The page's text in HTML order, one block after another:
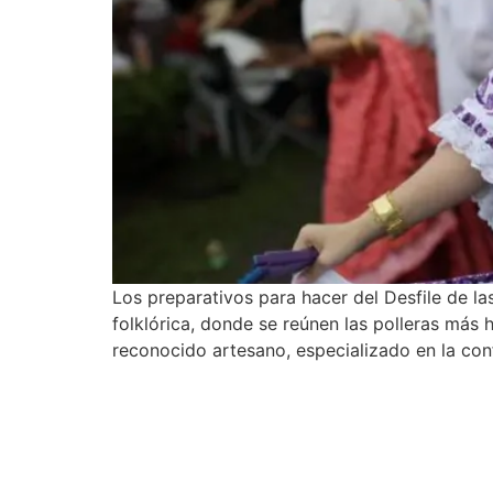
Los preparativos para hacer del Desfile de
folklórica, donde se reúnen las polleras más
reconocido artesano, especializado en la